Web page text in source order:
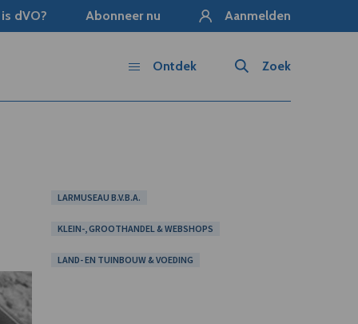
dVO? Abonneer nu Aanmelden
Zoek
Ontdek
LARMUSEAU B.V.B.A.
KLEIN-, GROOTHANDEL & WEBSHOPS
LAND- EN TUINBOUW & VOEDING